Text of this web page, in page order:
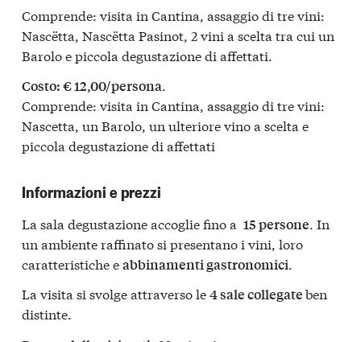
Comprende: visita in Cantina, assaggio di tre vini:
Nascëtta, Nascëtta Pasinot, 2 vini a scelta tra cui un
Barolo e piccola degustazione di affettati.
Costo: € 12,00/persona.
Comprende: visita in Cantina, assaggio di tre vini:
Nascetta, un Barolo, un ulteriore vino a scelta e
piccola degustazione di affettati
Informazioni e prezzi
La sala degustazione accoglie fino a 15persone. In
un ambiente raffinato si presentano i vini, loro
caratteristiche eabbinamenti gastronomici.
La visita si svolge attraverso le4 sale collegateben
distinte.